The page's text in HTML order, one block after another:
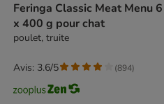
Feringa Classic Meat Menu 6
x 400 g pour chat
poulet, truite
Avis: 3.6/5 (894)